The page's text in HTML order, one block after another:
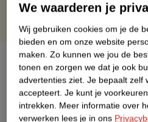
Over dit product
Productinformatie
We waarderen je
Wij gebruiken cookies om je de
bieden en om onze website
maken. Zo kunnen we jou de
tonen en zorgen we dat je ook
advertenties ziet. Je bepaalt zelf
accepteert. Je kunt je
intrekken. Meer informatie over
verwerken lees je in ons